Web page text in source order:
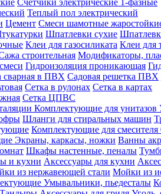
Теплый пол электрический
Цемент Смеси шамотные
Шпатлевки сухие
Клеи для газосиликата Клеи для
строительная Модификаторы,
Гидроизоляция проникающая
сварная в ПВХ Садовая решетка ПВХ
Сетка в рулонах Сетка в картах
Сетка ЦПВС
Комплектующие для унитазов
Шланги для стиральных машин
Комплектующие для смесителя
Экраны, каркасы, ножки Ванны
Шкафы настенные, пеналы
и кухни Аксессуары для кухни
из нержавеющей стали Мойки из
Умывальники, пьедесталы